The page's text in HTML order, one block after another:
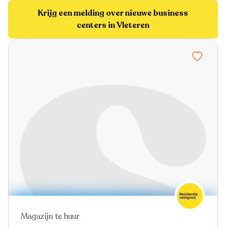
Krijg een melding over nieuwe business
centers in Vleteren
Magazijn te huur